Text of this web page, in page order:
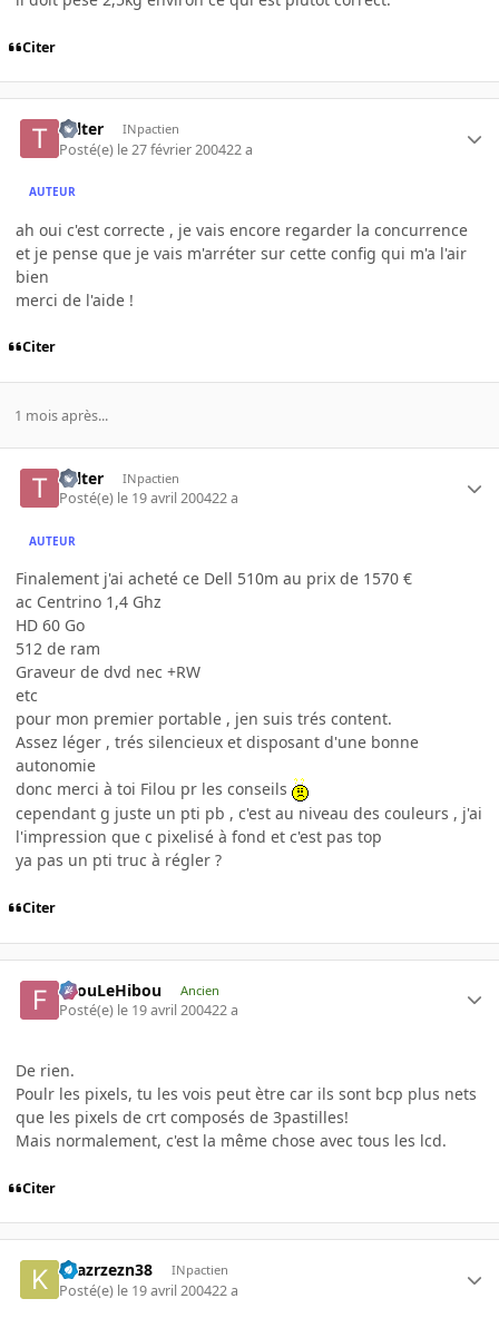
Citer
Tolter INpactien
Posté(e) le 27 février 200422 a
AUTEUR
ah oui c'est correcte , je vais encore regarder la concurrence
et je pense que je vais m'arréter sur cette config qui m'a l'air
bien
merci de l'aide !
Citer
1 mois après...
Tolter INpactien
Posté(e) le 19 avril 200422 a
AUTEUR
Finalement j'ai acheté ce Dell 510m au prix de 1570 €
ac Centrino 1,4 Ghz
HD 60 Go
512 de ram
Graveur de dvd nec +RW
etc
pour mon premier portable , jen suis trés content.
Assez léger , trés silencieux et disposant d'une bonne
autonomie
donc merci à toi Filou pr les conseils
cependant g juste un pti pb , c'est au niveau des couleurs , j'ai
l'impression que c pixelisé à fond et c'est pas top
ya pas un pti truc à régler ?
Citer
FilouLeHibou Ancien
Posté(e) le 19 avril 200422 a
De rien.
Poulr les pixels, tu les vois peut ètre car ils sont bcp plus nets
que les pixels de crt composés de 3pastilles!
Mais normalement, c'est la même chose avec tous les lcd.
Citer
kzazrzezn38 INpactien
Posté(e) le 19 avril 200422 a